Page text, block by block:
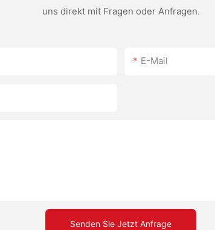
uns direkt mit Fragen oder Anfragen.
E-Mail
Senden Sie Jetzt Anfrage